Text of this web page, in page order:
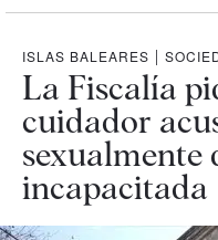
ISLAS BALEARES |
La Fiscalía
cuidador
sexualmente
incapacitada